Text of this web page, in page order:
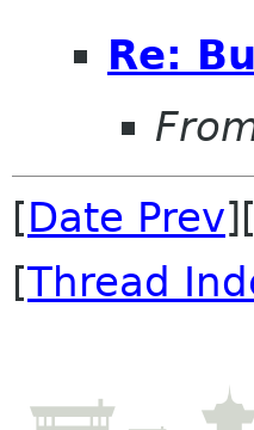
Re:
[Date Prev][
[Thread